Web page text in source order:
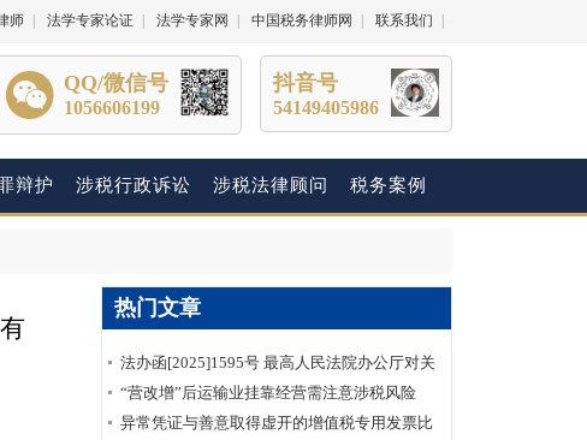
师 法学专家论证 法学专家网 中国税务律师网 联系我们
QQ/微信号
1056606199
抖音号
54149405986
辩护 涉税行政诉讼 涉税法律顾问 税务案例
热门文章
法办函[2025]1595号 最高人民法院办公厅对关
于明确虚开增值税专用发票“虚抵进项税额”行
为性质建议的答复
“营改增”后运输业挂靠经营需注意涉税风险
异常凭证与善意取得虚开的增值税专用发票比